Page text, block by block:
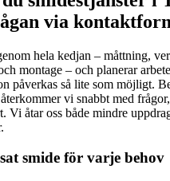
via
hela kedjan – måttning,
montage – och planerar
påverkas så lite som möjligt.
vi snabbt med
Vi åtar oss både mindre
smide för varje behov